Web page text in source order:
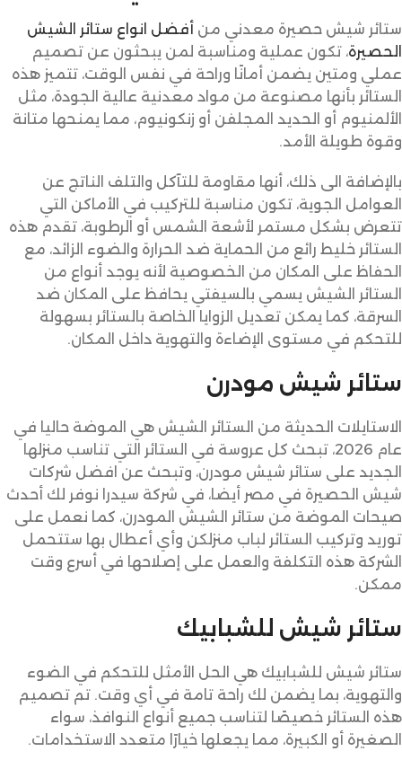
ستائر شيش حصيرة معدني من أفضل انواع ستائر الشيش
الحصيرة، تكون عملية ومناسبة لمن يبحثون عن تصميم
عملي ومتين يضمن أمانًا وراحة في نفس الوقت، تتميز هذه
الستائر بأنها مصنوعة من مواد معدنية عالية الجودة، مثل
الألمنيوم أو الحديد المجلفن أو زنكونيوم، مما يمنحها متانة
وقوة طويلة الأمد.
بالإضافة الى ذلك، أنها مقاومة للتآكل والتلف الناتج عن
العوامل الجوية، تكون مناسبة للتركيب في الأماكن التي
تتعرض بشكل مستمر لأشعة الشمس أو الرطوبة، تقدم هذه
الستائر خليط رائع من الحماية ضد الحرارة والضوء الزائد، مع
الحفاظ على المكان من الخصوصية لأنه يوجد أنواع من
الستائر الشيش يسمي بالسيفتي يحافظ على المكان ضد
السرقة، كما يمكن تعديل الزوايا الخاصة بالستائر بسهولة
للتحكم في مستوى الإضاءة والتهوية داخل المكان.
ستائر شيش مودرن
الاستايلات الحديثة من الستائر الشيش هي الموضة حاليا في
عام 2026، تبحث كل عروسة في الستائر التي تناسب منزلها
الجديد على ستائر شيش مودرن، وتبحث عن افضل شركات
شيش الحصيرة في مصر أيضا، في شركة سيدرا نوفر لك أحدث
صيحات الموضة من ستائر الشيش المودرن، كما نعمل على
توريد وتركيب الستائر لباب منزلكن وأي أعطال بها ستتحمل
الشركة هذه التكلفة والعمل على إصلاحها في أسرع وقت
ممكن.
ستائر شيش للشبابيك
ستائر شيش للشبابيك هي الحل الأمثل للتحكم في الضوء
والتهوية، بما يضمن لك راحة تامة في أي وقت. تم تصميم
هذه الستائر خصيصًا لتناسب جميع أنواع النوافذ، سواء
الصغيرة أو الكبيرة، مما يجعلها خيارًا متعدد الاستخدامات.